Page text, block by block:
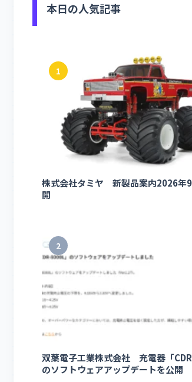
本日の人気記事
1
株式会社タミヤ 新製品案内2026年
開
2
双葉電子工業株式会社 充電器「
のソフトウェアアップデートを公開